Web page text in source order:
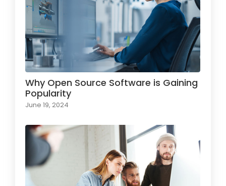
Why Open Source Software is Gaining
Popularity
June 19, 2024